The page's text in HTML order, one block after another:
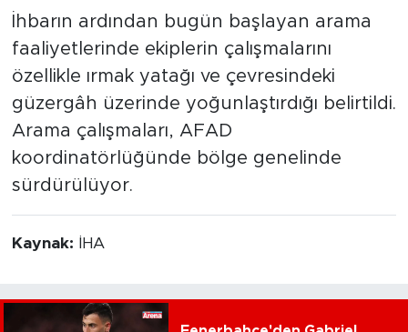
İhbarın ardından bugün başlayan arama
faaliyetlerinde ekiplerin çalışmalarını
özellikle ırmak yatağı ve çevresindeki
güzergâh üzerinde yoğunlaştırdığı belirtildi.
Arama çalışmaları, AFAD
koordinatörlüğünde bölge genelinde
sürdürülüyor.
Kaynak: İHA